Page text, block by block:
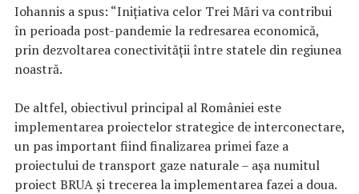
Iohannis a spus: “Inițiativa celor Trei Mări va contribui
în perioada post-pandemie la redresarea economică,
prin dezvoltarea conectivității între statele din regiunea
noastră.
De altfel, obiectivul principal al României este
implementarea proiectelor strategice de interconectare,
un pas important fiind finalizarea primei faze a
proiectului de transport gaze naturale – așa numitul
proiect BRUA și trecerea la implementarea fazei a doua.